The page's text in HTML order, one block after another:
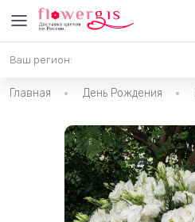
Ваш регион:
Главная День Рождения